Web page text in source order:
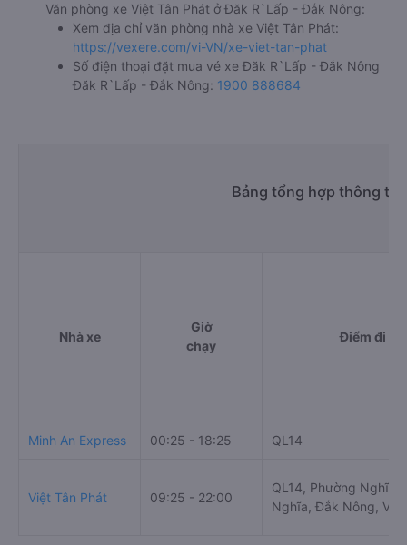
Văn phòng xe Việt Tân Phát ở Đăk R`Lấp - Đắk Nông:
Xem địa chỉ văn phòng nhà xe Việt Tân Phát:
https://vexere.com/vi-VN/xe-viet-tan-phat
Số điện thoại đặt mua vé xe Đăk R`Lấp - Đắk Nông
Đăk R`Lấp - Đắk Nông: 1900 888684
Bảng tổng hợp thông
Nhà xe
Giờ
chạy
Điểm đi
Minh An Express 00:25 - 18:25 QL14
Việt Tân Phát 09:25 - 22:00
QL14, Phường Nghĩa
Nghĩa, Đắk Nông,